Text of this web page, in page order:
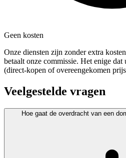
Geen kosten
Onze diensten zijn zonder extra
betaalt onze commissie. Het enige
(direct-kopen of overeengekomen
Veelgestelde vragen
Hoe gaat de overdracht van een